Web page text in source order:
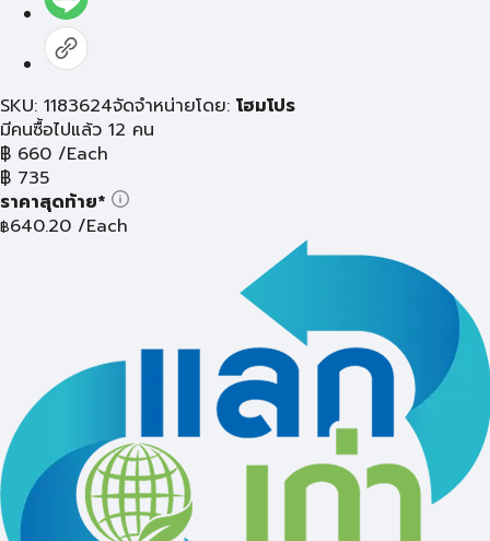
SKU: 1183624จัดจำหน่ายโดย: โฮมโปร
มีคนซื้อไปแล้ว 12 คน
฿ 660 /Each
฿ 735
ราคาสุดท้าย*
฿640.20 /Each